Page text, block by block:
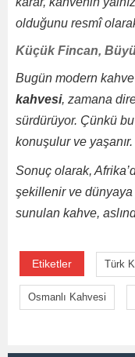
olduğunu resmî
Küçük Fincan,
Bugün modern
kahvesi, zamana
sürdürüyor. Çünkü
konuşulur ve yaşanır.
Sonuç olarak,
şekillenir ve dünyaya
sunulan kahve,
Etiketler Türk
Osmanlı Kahvesi